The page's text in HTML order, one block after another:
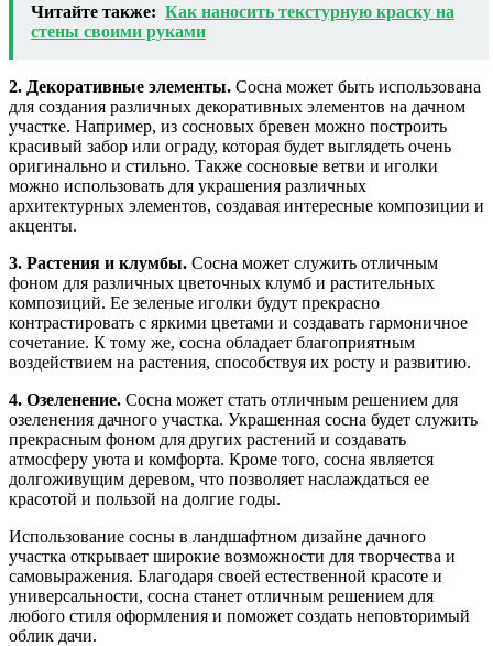
Читайте также: Как наносить текстурную краску на
стены своими руками
2. Декоративные элементы. Сосна может быть использована
для создания различных декоративных элементов на дачном
участке. Например, из сосновых бревен можно построить
красивый забор или ограду, которая будет выглядеть очень
оригинально и стильно. Также сосновые ветви и иголки
можно использовать для украшения различных
архитектурных элементов, создавая интересные композиции и
акценты.
3. Растения и клумбы. Сосна может служить отличным
фоном для различных цветочных клумб и растительных
композиций. Ее зеленые иголки будут прекрасно
контрастировать с яркими цветами и создавать гармоничное
сочетание. К тому же, сосна обладает благоприятным
воздействием на растения, способствуя их росту и развитию.
4. Озеленение. Сосна может стать отличным решением для
озеленения дачного участка. Украшенная сосна будет служить
прекрасным фоном для других растений и создавать
атмосферу уюта и комфорта. Кроме того, сосна является
долгоживущим деревом, что позволяет наслаждаться ее
красотой и пользой на долгие годы.
Использование сосны в ландшафтном дизайне дачного
участка открывает широкие возможности для творчества и
самовыражения. Благодаря своей естественной красоте и
универсальности, сосна станет отличным решением для
любого стиля оформления и поможет создать неповторимый
облик дачи.